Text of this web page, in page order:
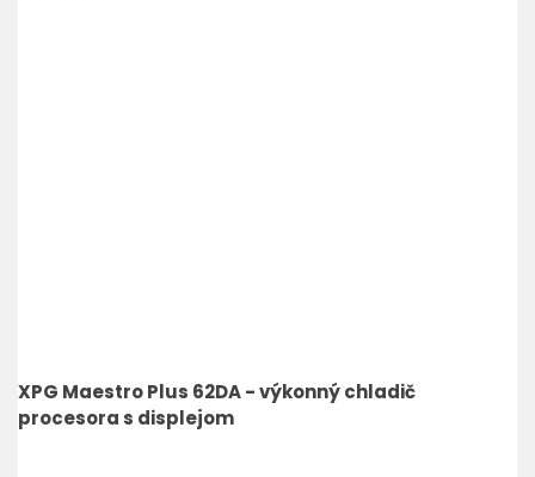
XPG Maestro Plus 62DA - výkonný chladič
procesora s displejom